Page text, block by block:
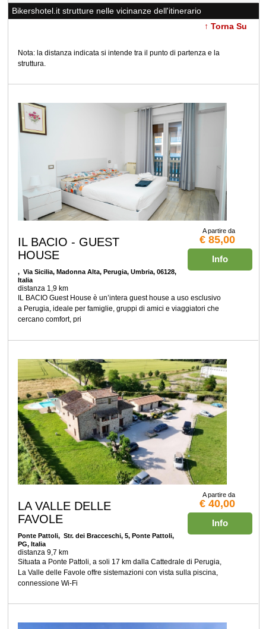
Bikershotel.it strutture nelle vicinanze dell'itinerario
↑ Torna Su
Nota: la distanza indicata si intende tra il punto di partenza e la
struttura.
A partire da
€ 85,00
Info
IL BACIO - GUEST
HOUSE
, Via Sicilia, Madonna Alta, Perugia, Umbria, 06128,
Italia
distanza 1,9 km
IL BACIO Guest House è un’intera guest house a uso esclusivo
a Perugia, ideale per famiglie, gruppi di amici e viaggiatori che
cercano comfort, pri
A partire da
€ 40,00
Info
LA VALLE DELLE
FAVOLE
Ponte Pattoli, Str. dei Bracceschi, 5, Ponte Pattoli,
PG, Italia
distanza 9,7 km
Situata a Ponte Pattoli, a soli 17 km dalla Cattedrale di Perugia,
La Valle delle Favole offre sistemazioni con vista sulla piscina,
connessione Wi-Fi